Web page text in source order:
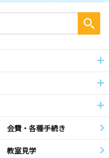
会費・各種手続き
教室見学